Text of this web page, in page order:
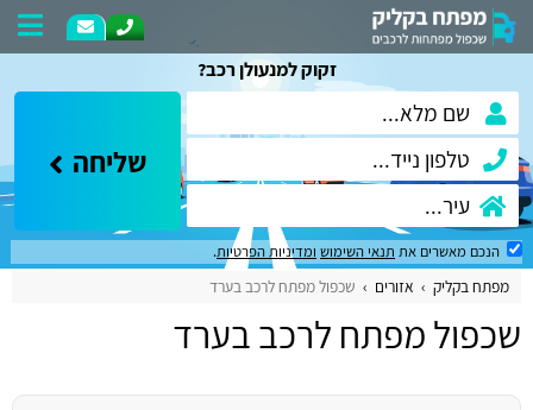
זקוק למנעולן רכב?
שליחה
הנכם מאשרים את תנאי השימוש ומדיניות הפרטיות.
מפתח בקליק אזורים שכפול מפתח לרכב בערד
שכפול מפתח לרכב בערד